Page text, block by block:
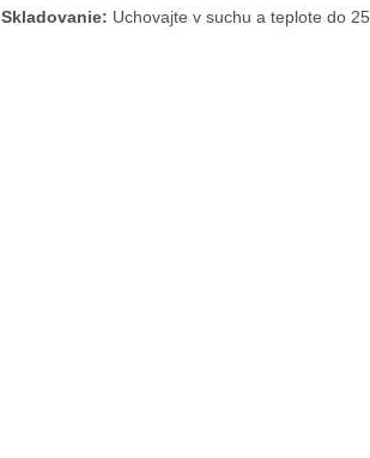
Skladovanie: Uchovajte v suchu a teplote do 25